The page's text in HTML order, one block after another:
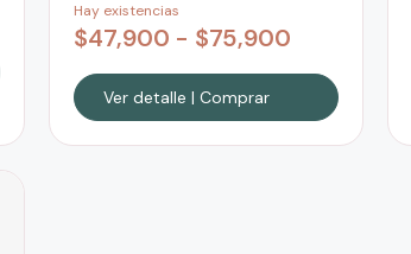
Hay existencias
$47,900 - $75,900
Ver detalle | Comprar